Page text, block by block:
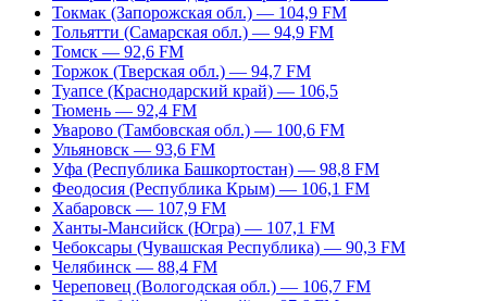
Токмак (Запорожская обл.) — 104,9 FM
Тольятти (Самарская обл.) — 94,9 FM
Томск — 92,6 FM
Торжок (Тверская обл.) — 94,7 FM
Туапсе (Краснодарский край) — 106,5
Тюмень — 92,4 FM
Уварово (Тамбовская обл.) — 100,6 FM
Ульяновск — 93,6 FM
Уфа (Республика Башкортостан) — 98,8 FM
Феодосия (Республика Крым) — 106,1 FM
Хабаровск — 107,9 FM
Ханты-Мансийск (Югра) — 107,1 FM
Чебоксары (Чувашская Республика) — 90,3 FM
Челябинск — 88,4 FM
Череповец (Вологодская обл.) — 106,7 FM